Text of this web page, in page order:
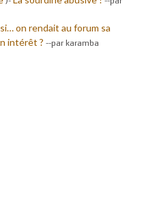
on rendait au forum sa
intérêt ? --par karamba